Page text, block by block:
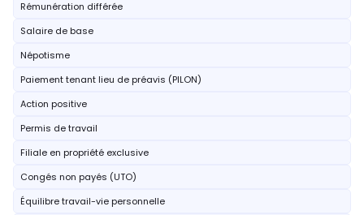
Rémunération différée
Salaire de base
Népotisme
Paiement tenant lieu de préavis (PILON)
Action positive
Permis de travail
Filiale en propriété exclusive
Congés non payés (UTO)
Équilibre travail-vie personnelle